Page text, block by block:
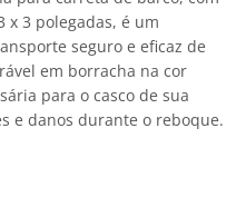
x 3 polegadas, é um
seguro e eficaz de
em borracha na cor
para o casco de sua
e danos durante o reboque.